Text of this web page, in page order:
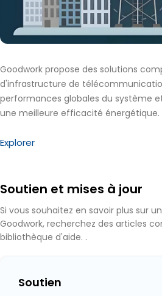
Goodwork propose des solutions
d'infrastructure de
performances globales du système
une meilleure efficacité énergétique.
Explorer
Soutien et mises à jour
Si vous souhaitez en savoir plus sur
Goodwork, recherchez des articles
bibliothèque d'aide. .
Soutien